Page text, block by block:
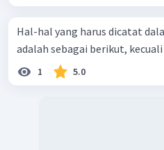
Hal-hal yang harus dicatat
adalah sebagai berikut,
1 5.0